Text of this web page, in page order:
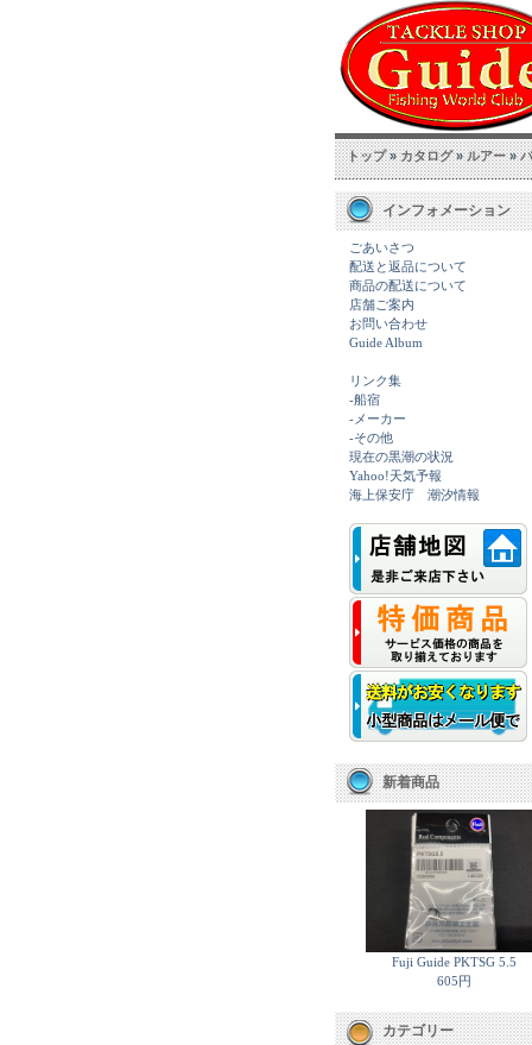
トップ»カタログ»ルアー»
インフォメーション
ごあいさつ
配送と返品について
商品の配送について
店舗ご案内
お問い合わせ
Guide Album
リンク集
-船宿
-メーカー
-その他
現在の黒潮の状況
Yahoo!天気予報
海上保安庁 潮汐情報
新着商品
Fuji Guide PKTSG 5.5
605円
カテゴリー